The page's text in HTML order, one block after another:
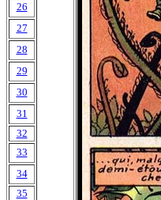
26
27
28
29
30
31
32
33
34
35